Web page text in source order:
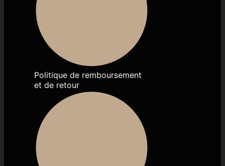
Politique de remboursement
et de retour